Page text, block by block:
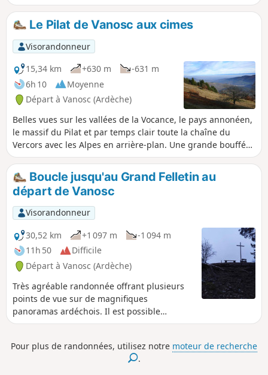
d'ombre, évitez les moments trop chauds.
Le Pilat de Vanosc aux cimes
Visorandonneur
15,34 km
+630 m
-631 m
6h 10
Moyenne
Départ à Vanosc (Ardèche)
Belles vues sur les vallées de la Vocance, le pays annonéen,
le massif du Pilat et par temps clair toute la chaîne du
Vercors avec les Alpes en arrière-plan. Une grande bouffée
d'air frais dans la forêt de Taillard.
Boucle jusqu'au Grand Felletin au
départ de Vanosc
Visorandonneur
30,52 km
+1 097 m
-1 094 m
11h 50
Difficile
Départ à Vanosc (Ardèche)
Très agréable randonnée offrant plusieurs
points de vue sur de magnifiques
panoramas ardéchois. Il est possible
d'effectuer cette randonnée sur deux jours
Pour plus de randonnées, utilisez notre moteur de recherche
.